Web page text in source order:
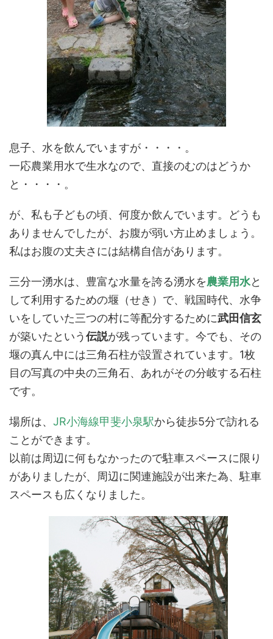
息子、水を飲んでいますが・・・・。
一応農業用水で生水なので、直接のむのはどうか
と・・・・。
が、私も子どもの頃、何度か飲んでいます。どうも
ありませんでしたが、お腹が弱い方止めましょう。
私はお腹の丈夫さには結構自信があります。
三分一湧水は、豊富な水量を誇る湧水を農業用水と
して利用するための堰（せき）で、戦国時代、水争
いをしていた三つの村に等配分するために武田信玄
が築いたという伝説が残っています。今でも、その
堰の真ん中には三角石柱が設置されています。1枚
目の写真の中央の三角石、あれがその分岐する石柱
です。
場所は、 JR小海線甲斐小泉駅から徒歩5分で訪れる
ことができます。
以前は周辺に何もなかったので駐車スペースに限り
がありましたが、周辺に関連施設が出来た為、駐車
スペースも広くなりました。